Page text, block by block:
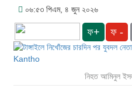
০৬:৫৩ পিএম, ৪ জুন ২০২৬
ফ+ ফ -
নিহত আমিনুল